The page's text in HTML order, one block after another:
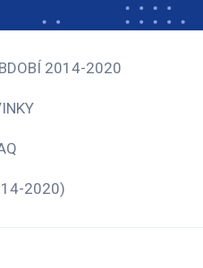
2014-2020
2020)